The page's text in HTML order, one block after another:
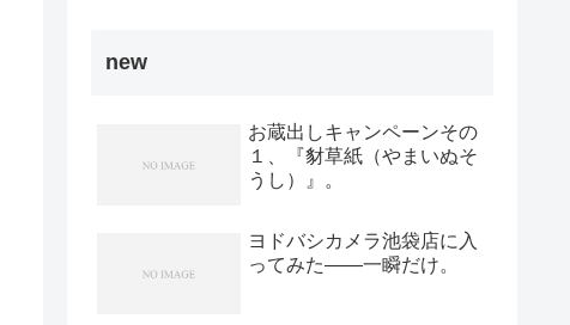
new
お蔵出しキャンペーンその
１、『豺草紙（やまいぬそ
うし）』。
ヨドバシカメラ池袋店に入
ってみた――一瞬だけ。